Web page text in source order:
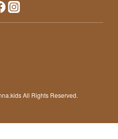
All Rights Reserved.